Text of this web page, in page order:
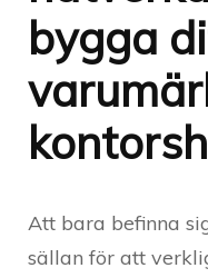
bygga
Att bara befinna
sällan för att